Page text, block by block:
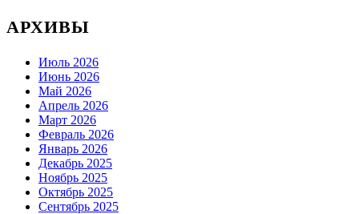
АРХИВЫ
Июль 2026
Июнь 2026
Май 2026
Апрель 2026
Март 2026
Февраль 2026
Январь 2026
Декабрь 2025
Ноябрь 2025
Октябрь 2025
Сентябрь 2025